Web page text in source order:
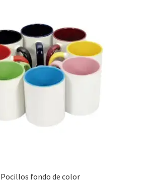
Pocillos fondo de color